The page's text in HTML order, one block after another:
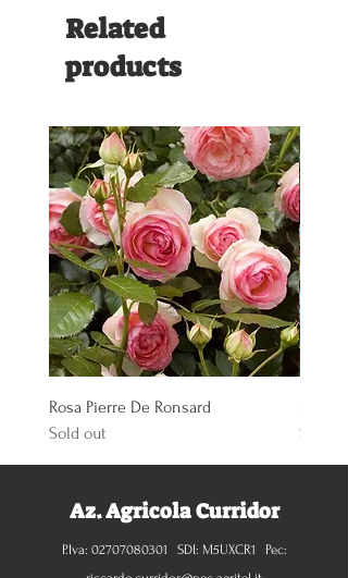
Related
products
Rosa Pierre De Ronsard
Sold out
Sold out
Az. Agricola Curridor
P.Iva: 02707080301 SDI: M5UXCR1 Pec: